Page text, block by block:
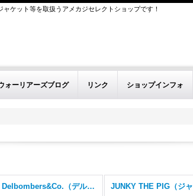
ケット等を取扱うアメカジセレクトショップです！
ォーリアーズブログ リンク ショップインフォ
Delbombers&Co.（デルボマーズ&コー）